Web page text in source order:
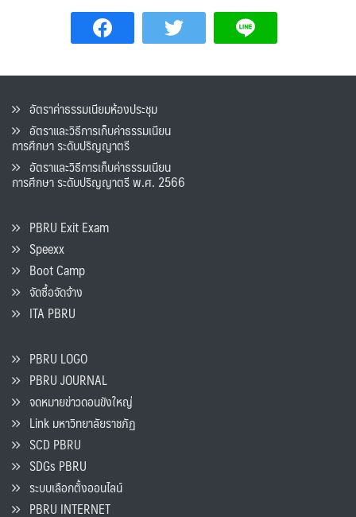
อัตราค่าธรรมเนียมห้องประชุม
อัตราและวิธีการเก็บค่าธรรมเนียน
การศึกษา ระดับปริญญาตรี
อัตราและวิธีการเก็บค่าธรรมเนียน
การศึกษา ระดับปริญญาตรี พ.ศ. 2566
PBRU Exit Exam
Speexx
Boot Camp
จัดซื้อจัดจ้าง
ITA PBRU
PBRU LOGO
PBRU JOURNAL
จดหมายข่าวดอนขังใหญ่
Link มหาวิทยาลัยราชภัฏ
SCD PBRU
SDGs PBRU
ระบบเลือกตั้งออนไลน์
PBRU INTERNET